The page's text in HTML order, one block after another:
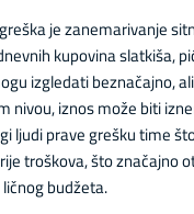
je zanemarivanje
kupovina slatkiša,
izgledati beznačajno,
nivou, iznos može biti
ljudi prave grešku time
troškova, što značajno
budžeta.